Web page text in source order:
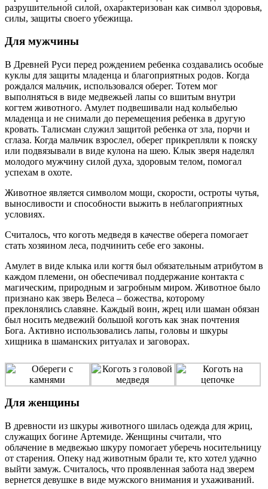
разрушительной силой, охарактеризован как символ здоровья,
силы, защиты своего убежища.
Для мужчины
В Древней Руси перед рождением ребенка создавались особые
куклы для защиты младенца и благоприятных родов. Когда
рождался мальчик, использовался оберег. Тотем мог
выполняться в виде медвежьей лапы со вшитым внутри
когтем животного. Амулет подвешивали над колыбелью
младенца и не снимали до перемещения ребенка в другую
кровать. Талисман служил защитой ребенка от зла, порчи и
сглаза. Когда мальчик взрослел, оберег прикрепляли к пояску
или подвязывали в виде кулона на шею. Клык зверя наделял
молодого мужчину силой духа, здоровым телом, помогал
успехам в охоте.
Животное является символом мощи, скорости, остроты чутья,
выносливости и способности выжить в неблагоприятных
условиях.
Считалось, что коготь медведя в качестве оберега помогает
стать хозяином леса, подчинить себе его законы.
Амулет в виде клыка или когтя был обязательным атрибутом в
каждом племени, он обеспечивал поддержание контакта с
магическим, природным и загробным миром. Животное было
признано как зверь Велеса – божества, которому
преклонялись славяне. Каждый воин, жрец или шаман обязан
был носить медвежий большой коготь как знак почтения
Бога. Активно использовались лапы, головы и шкуры
хищника в шаманских ритуалах и заговорах.
Для женщины
В древности из шкуры животного шилась одежда для жриц,
служащих богине Артемиде. Женщины считали, что
облачение в медвежью шкуру помогает уберечь носительницу
от старения. Опеку над животным брали те, кто хотел удачно
выйти замуж. Считалось, что проявленная забота над зверем
вернется девушке в виде мужского внимания и ухаживаний.